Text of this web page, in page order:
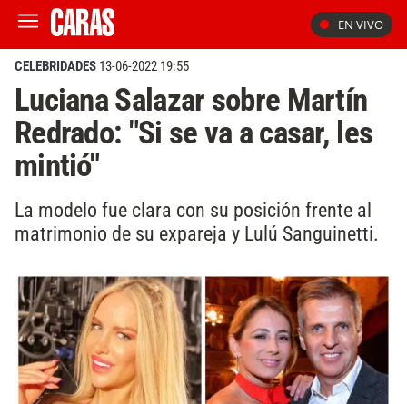
EN VIVO
CELEBRIDADES 13-06-2022 19:55
Luciana Salazar sobre Martín
Redrado: "Si se va a casar, les
mintió"
La modelo fue clara con su posición frente al
matrimonio de su expareja y Lulú Sanguinetti.